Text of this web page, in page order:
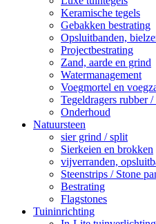
Keramische tegels
Gebakken bestrating
Opsluitbanden,
Projectbestrating
Zand, aarde en grind
Watermanagement
Voegmortel en
Tegeldragers rubber /
Onderhoud
Natuursteen
sier grind / split
Sierkeien en brokken
vijverranden,
Steenstrips / Stone
Bestrating
Flagstones
Tuininrichting